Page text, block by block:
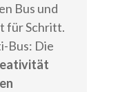
Bus und
für Schritt.
Bus: Die